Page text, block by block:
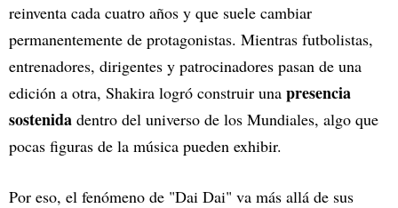
reinventa cada cuatro años y que suele cambiar
permanentemente de protagonistas. Mientras futbolistas,
entrenadores, dirigentes y patrocinadores pasan de una
edición a otra, Shakira logró construir una presencia
sostenida dentro del universo de los Mundiales, algo que
pocas figuras de la música pueden exhibir.
Por eso, el fenómeno de "Dai Dai" va más allá de sus